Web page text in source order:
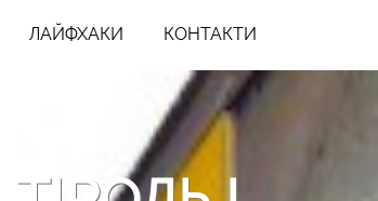
ЛАЙФХАКИ КОНТАКТИ